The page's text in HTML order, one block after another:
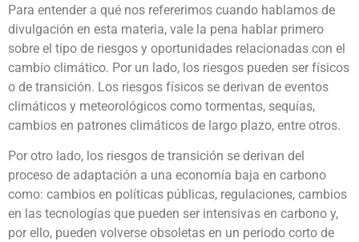
Para entender a qué nos refererimos cuando hablamos de
divulgación en esta materia, vale la pena hablar primero
sobre el tipo de riesgos y oportunidades relacionadas con el
cambio climático. Por un lado, los riesgos pueden ser físicos
o de transición. Los riesgos físicos se derivan de eventos
climáticos y meteorológicos como tormentas, sequías,
cambios en patrones climáticos de largo plazo, entre otros.
Por otro lado, los riesgos de transición se derivan del
proceso de adaptación a una economía baja en carbono
como: cambios en políticas públicas, regulaciones, cambios
en las tecnologías que pueden ser intensivas en carbono y,
por ello, pueden volverse obsoletas en un periodo corto de